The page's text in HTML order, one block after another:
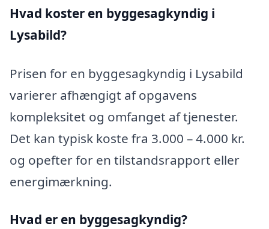
Hvad koster en byggesagkyndig i
Lysabild?
Prisen for en byggesagkyndig i Lysabild
varierer afhængigt af opgavens
kompleksitet og omfanget af tjenester.
Det kan typisk koste fra 3.000 – 4.000 kr.
og opefter for en tilstandsrapport eller
energimærkning.
Hvad er en byggesagkyndig?